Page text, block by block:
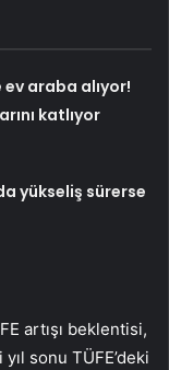
ev araba alıyor!
katlıyor
yükseliş sürerse
artışı beklentisi,
sonu TÜFE’deki